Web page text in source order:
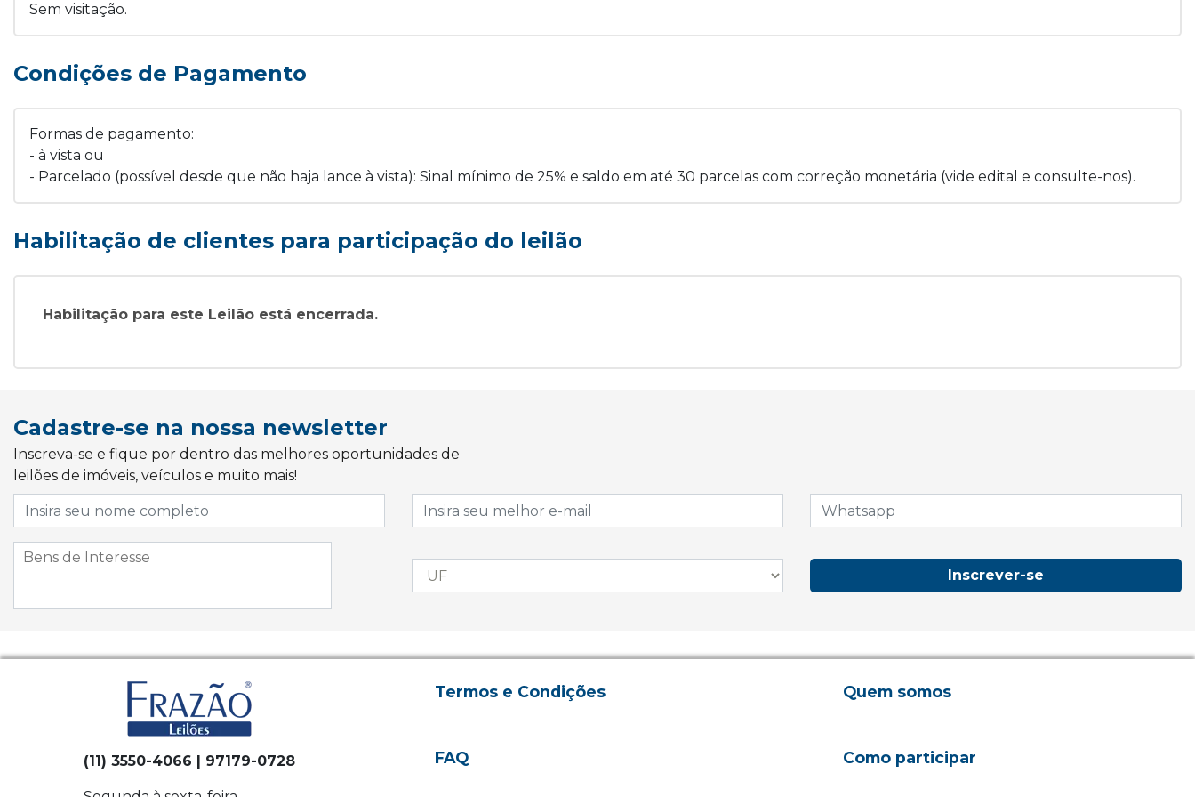
Sem visitação.
Condições de Pagamento
Formas de pagamento:
- à vista ou
- Parcelado (possível desde que não haja lance à vista): Sinal mínimo de 25% e saldo em até 30 parcelas com correção monetária (vide edital e consulte-nos).
Habilitação de clientes para participação do leilão
Habilitação para este Leilão está encerrada.
Cadastre-se na nossa newsletter
Inscreva-se e fique por dentro das melhores oportunidades de
leilões de imóveis, veículos e muito mais!
Inscrever-se
(11) 3550-4066 | 97179-0728
Termos e Condições
FAQ
Quem somos
Como participar